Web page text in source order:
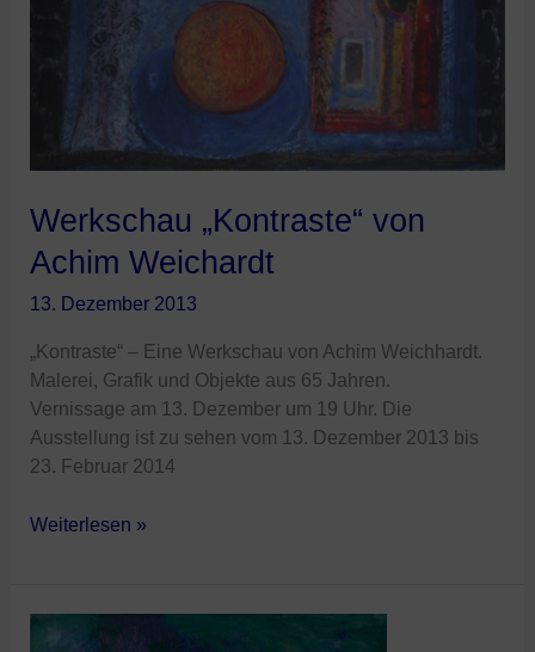
Werkschau „Kontraste“ von
Achim Weichardt
13. Dezember 2013
„Kontraste“ – Eine Werkschau von Achim Weichhardt.
Malerei, Grafik und Objekte aus 65 Jahren.
Vernissage am 13. Dezember um 19 Uhr. Die
Ausstellung ist zu sehen vom 13. Dezember 2013 bis
23. Februar 2014
Weiterlesen »
„DenkMalerei“